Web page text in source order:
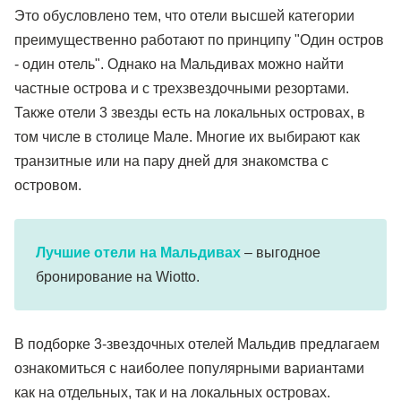
Это обусловлено тем, что отели высшей категории
преимущественно работают по принципу "Один остров
- один отель". Однако на Мальдивах можно найти
частные острова и с трехзвездочными резортами.
Также отели 3 звезды есть на локальных островах, в
том числе в столице Мале. Многие их выбирают как
транзитные или на пару дней для знакомства с
островом.
Лучшие отели на Мальдивах – выгодное
бронирование на Wiotto.
В подборке 3-звездочных отелей Мальдив предлагаем
ознакомиться с наиболее популярными вариантами
как на отдельных, так и на локальных островах.